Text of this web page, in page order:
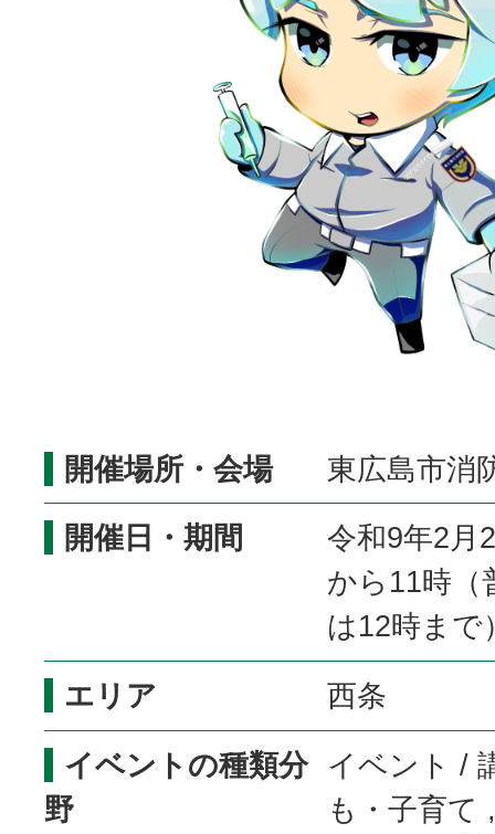
開催場所・会場 東広島市消
開催日・期間
令和9年2月
から11時（
は12時まで
エリア 西条
イベントの種類分
野
イベント /
も・子育て